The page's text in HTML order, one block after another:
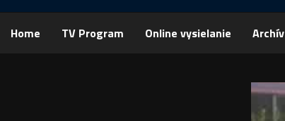
Home TV Program Online vysielanie Archív